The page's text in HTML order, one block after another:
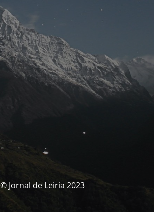
© Jornal de Leiria 2023